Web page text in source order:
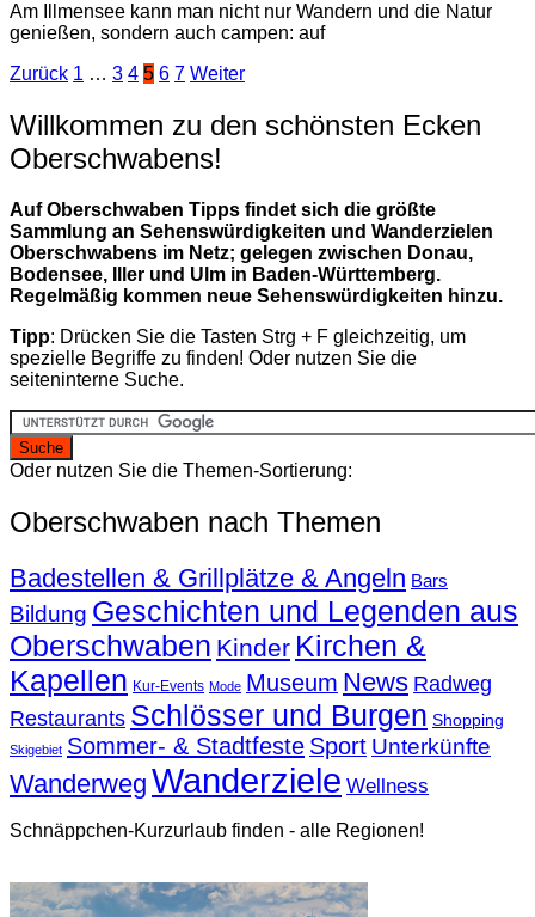
Am Illmensee kann man nicht nur Wandern und die Natur
genießen, sondern auch campen: auf
Seitennummerierung
der
Beiträge
Zurück 1 … 3 4 5 6 7 Weiter
Willkommen zu den schönsten Ecken
Oberschwabens!
Auf Oberschwaben Tipps findet sich die größte
Sammlung an Sehenswürdigkeiten und Wanderzielen
Oberschwabens im Netz; gelegen zwischen Donau,
Bodensee, Iller und Ulm in Baden-Württemberg.
Regelmäßig kommen neue Sehenswürdigkeiten hinzu.
Tipp: Drücken Sie die Tasten Strg + F gleichzeitig, um
spezielle Begriffe zu finden! Oder nutzen Sie die
seiteninterne Suche.
Oder nutzen Sie die Themen-Sortierung:
Oberschwaben nach Themen
Badestellen & Grillplätze & Angeln Bars
Bildung Geschichten und Legenden aus
Oberschwaben Kinder Kirchen &
Kapellen Kur-Events Mode Museum News Radweg
Restaurants Schlösser und Burgen Shopping
Skigebiet Sommer- & Stadtfeste Sport Unterkünfte
Wanderweg Wanderziele Wellness
Schnäppchen-Kurzurlaub finden - alle Regionen!